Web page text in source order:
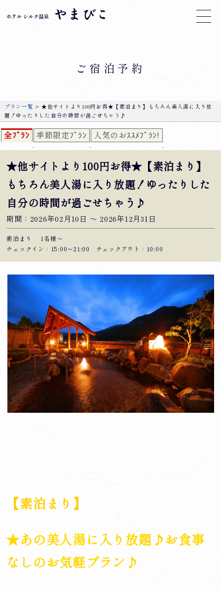
ご宿泊予約
プラン一覧 > ★他サイトより100円お得★【素泊まり】もちろん美人湯に入り放
題！ゆったりした自分の時間が過ごせちゃう♪
全ﾌﾟﾗﾝ 季節限定ﾌﾟﾗﾝ 人気のおｽｽﾒﾌﾟﾗﾝ!
★他サイトより100円お得★【素泊まり】
もちろん美人湯に入り放題！ゆったりした
自分の時間が過ごせちゃう♪
期間：2026年02月10日 〜 2026年12月31日
素泊まり
1名様～
チェックイン：15:00〜21:00 チェックアウト：10:00
【素泊まり】
★あの美人湯に入り放題♪お食事
なしのお気軽プラン♪